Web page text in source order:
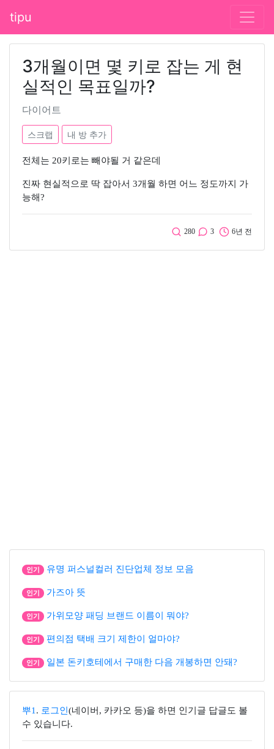
tipu
3개월이면 몇 키로 잡는 게 현
실적인 목표일까?
다이어트
스크랩 내 방 추가
전체는 20키로는 빼야될 거 같은데
진짜 현실적으로 딱 잡아서 3개월 하면 어느 정도까지 가
능해?
280 3 6년 전
인기 유명 퍼스널컬러 진단업체 정보 모음
인기 가즈아 뜻
인기 가위모양 패딩 브랜드 이름이 뭐야?
인기 편의점 택배 크기 제한이 얼마야?
인기 일본 돈키호테에서 구매한 다음 개봉하면 안돼?
뿌1 . 로그인 (네이버, 카카오 등)을 하면 인기글 답글도 볼
수 있습니다.